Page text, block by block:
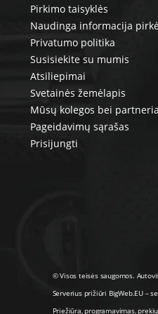
Pirkimo taisyklės
Naudinga informacija
Privatumo politika
Susisiekite su mumis
Atsiliepimai
Svetainės žemėlapis
Mūsų kolegos bei
Pageidavimų sąrašas
Prisijungti
© Visos teisės saugomos.
Serverius prižiūri BigWeb.EU–
Priežiūra, programavimas,